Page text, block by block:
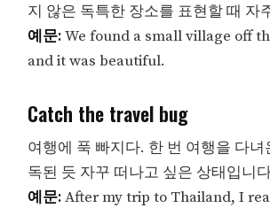
지 않은 독특한 장소를 표현할 때 자
예문:We found a small village off
and it was beautiful.
Catch the travel bug
여행에 푹 빠지다. 한 번 여행을 다녀
독된 듯 자꾸 떠나고 싶은 상태입니
예문:After my trip to Thailand, I